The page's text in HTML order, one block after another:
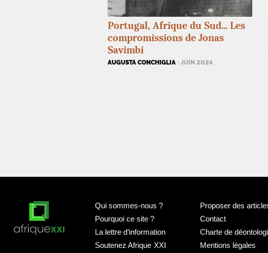
Portugal, Afrique du Sud... Les
compromissions de Jonas
Savimbi
AUGUSTA CONCHIGLIA · JUIN 2024
Qui sommes-nous ?
Pourquoi ce site ?
La lettre d’information
Soutenez Afrique XXI
Proposer des
Contact
Charte de
Mentions légales